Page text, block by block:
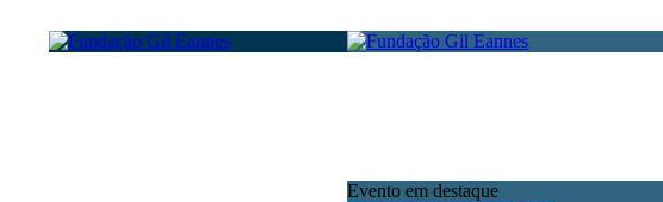
Evento em destaque